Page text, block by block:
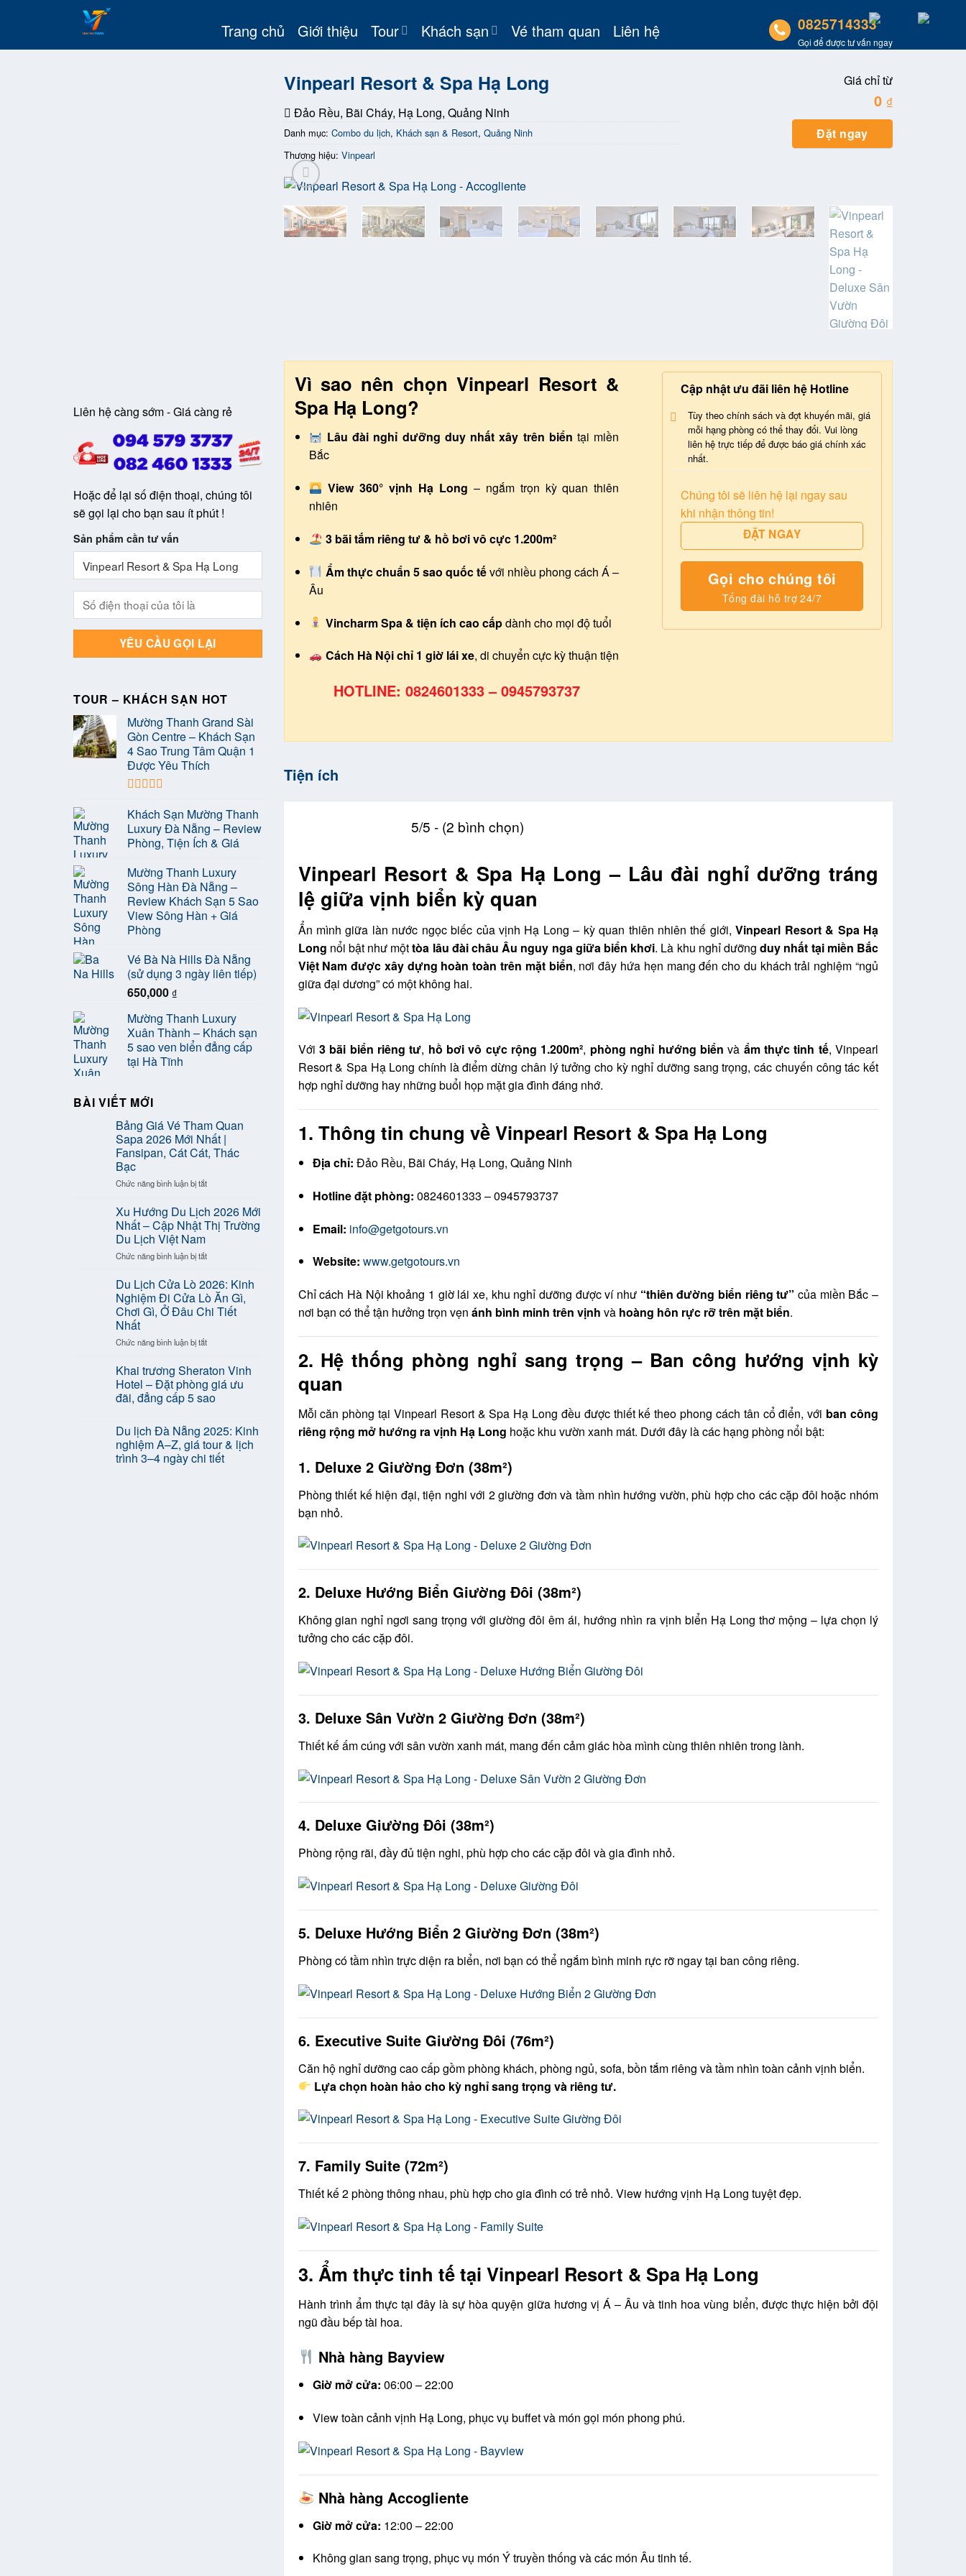
Trang chủ Giới thiệu Tour Khách sạn Vé tham quan Liên hệ 0825714333
Gọi để được tư vấn ngay
Liên hệ càng sớm - Giá càng rẻ
Hoặc để lại số điện thoại, chúng tôi
sẽ gọi lại cho bạn sau ít phút !
Sản phẩm cần tư vấn
TOUR – KHÁCH SẠN HOT
Mường Thanh Grand Sài
Gòn Centre – Khách Sạn
4 Sao Trung Tâm Quận 1
Được Yêu Thích
hạng5.005
sao
Khách Sạn Mường Thanh
Luxury Đà Nẵng – Review
Phòng, Tiện Ích & Giá
Mường Thanh Luxury
Sông Hàn Đà Nẵng –
Review Khách Sạn 5 Sao
View Sông Hàn + Giá
Phòng
Vé Bà Nà Hills Đà Nẵng
(sử dụng 3 ngày liên tiếp)
650,000 ₫
Mường Thanh Luxury
Xuân Thành – Khách sạn
5 sao ven biển đẳng cấp
tại Hà Tĩnh
BÀI VIẾT MỚI
Bảng Giá Vé Tham Quan
Sapa 2026 Mới Nhất |
Fansipan, Cát Cát, Thác
Bạc
Chức năng bình luận bị tắtở
Giá
Vé
Tham
Sapa
Mới
Nhất
|
Fansipan,
Cát,
Bạc
Xu Hướng Du Lịch 2026 Mới
Nhất – Cập Nhật Thị Trường
Du Lịch Việt Nam
Chức năng bình luận bị tắtở
Hướng
Du
Lịch
2026
Nhất
Cập
Nhật
Thị
Trường
Lịch
Việt
Nam
Du Lịch Cửa Lò 2026: Kinh
Nghiệm Đi Cửa Lò Ăn Gì,
Chơi Gì, Ở Đâu Chi Tiết
Nhất
Chức năng bình luận bị tắtở
Lịch
Cửa
Lò
2026:
Nghiệm
Đi
Cửa
Lò
Khai trương Sheraton Vinh
Hotel – Đặt phòng giá ưu
đãi, đẳng cấp 5 sao
Du lịch Đà Nẵng 2025: Kinh
nghiệm A–Z, giá tour & lịch
trình 3–4 ngày chi tiết
Vinpearl Resort & Spa Hạ Long
Đảo Rều, Bãi Cháy, Hạ Long, Quảng Ninh
Danh mục: Combo du lịch, Khách sạn & Resort, Quảng Ninh
Thương hiệu: Vinpearl
Giá chỉ từ
0 ₫
Đặt ngay
Vì sao nên chọn Vinpearl Resort &
Spa Hạ Long?
Lâu đài nghỉ dưỡng duy nhất xây trên biển tại miền
Bắc
View 360° vịnh Hạ Long – ngắm trọn kỳ quan thiên
nhiên
3 bãi tắm riêng tư & hồ bơi vô cực 1.200m²
Ẩm thực chuẩn 5 sao quốc tếvới nhiều phong cách Á –
Âu
Vincharm Spa & tiện ích cao cấpdành cho mọi độ tuổi
Cách Hà Nội chỉ 1 giờ lái xe, di chuyển cực kỳ thuận tiện
HOTLINE: 0824601333 – 0945793737
Cập nhật ưu đãi liên hệ Hotline
Tùy theo chính sách và đợt khuyến mãi, giá
mỗi hạng phòng có thể thay đổi. Vui lòng
liên hệ trực tiếp để được báo giá chính xác
nhất.
Chúng tôi sẽ liên hệ lại ngay sau
khi nhận thông tin!
ĐẶT NGAY
Gọi cho chúng tôi
Tổng đài hỗ trợ 24/7
Tiện ích
5/5 - (2 bình chọn)
Vinpearl Resort & Spa Hạ Long – Lâu đài nghỉ dưỡng tráng
lệ giữa vịnh biển kỳ quan
Ẩn mình giữa làn nước ngọc biếc của vịnh Hạ Long – kỳ quan thiên nhiên thế giới,Vinpearl Resort & Spa Hạ
Long nổi bật như mộttòa lâu đài châu Âu nguy nga giữa biển khơi. Là khu nghỉ dưỡngduy nhất tại miền Bắc
Việt Nam được xây dựng hoàn toàn trên mặt biển, nơi đây hứa hẹn mang đến cho du khách trải nghiệm “ngủ
giữa đại dương” có một không hai.
Với 3 bãi biển riêng tư, hồ bơi vô cực rộng 1.200m², phòng nghỉ hướng biển và ẩm thực tinh tế, Vinpearl
Resort & Spa Hạ Long chính là điểm dừng chân lý tưởng cho kỳ nghỉ dưỡng sang trọng, các chuyến công tác kết
hợp nghỉ dưỡng hay những buổi họp mặt gia đình đáng nhớ.
1. Thông tin chung về Vinpearl Resort & Spa Hạ Long
Địa chỉ: Đảo Rều, Bãi Cháy, Hạ Long, Quảng Ninh
Hotline đặt phòng: 0824601333 – 0945793737
Email: info@getgotours.vn
Website: www.getgotours.vn
Chỉ cách Hà Nội khoảng 1 giờ lái xe, khu nghỉ dưỡng được ví như “thiên đường biển riêng tư” của miền Bắc –
nơi bạn có thể tận hưởng trọn vẹn ánh bình minh trên vịnh và hoàng hôn rực rỡ trên mặt biển.
2. Hệ thống phòng nghỉ sang trọng – Ban công hướng vịnh kỳ
quan
Mỗi căn phòng tại Vinpearl Resort & Spa Hạ Long đều được thiết kế theo phong cách tân cổ điển, với ban công
riêng rộng mở hướng ra vịnh Hạ Long hoặc khu vườn xanh mát. Dưới đây là các hạng phòng nổi bật:
1. Deluxe 2 Giường Đơn (38m²)
Phòng thiết kế hiện đại, tiện nghi với 2 giường đơn và tầm nhìn hướng vườn, phù hợp cho các cặp đôi hoặc nhóm
bạn nhỏ.
2. Deluxe Hướng Biển Giường Đôi (38m²)
Không gian nghỉ ngơi sang trọng với giường đôi êm ái, hướng nhìn ra vịnh biển Hạ Long thơ mộng – lựa chọn lý
tưởng cho các cặp đôi.
3. Deluxe Sân Vườn 2 Giường Đơn (38m²)
Thiết kế ấm cúng với sân vườn xanh mát, mang đến cảm giác hòa mình cùng thiên nhiên trong lành.
4. Deluxe Giường Đôi (38m²)
Phòng rộng rãi, đầy đủ tiện nghi, phù hợp cho các cặp đôi và gia đình nhỏ.
5. Deluxe Hướng Biển 2 Giường Đơn (38m²)
Phòng có tầm nhìn trực diện ra biển, nơi bạn có thể ngắm bình minh rực rỡ ngay tại ban công riêng.
6. Executive Suite Giường Đôi (76m²)
Căn hộ nghỉ dưỡng cao cấp gồm phòng khách, phòng ngủ, sofa, bồn tắm riêng và tầm nhìn toàn cảnh vịnh biển.
Lựa chọn hoàn hảo cho kỳ nghỉ sang trọng và riêng tư.
7. Family Suite (72m²)
Thiết kế 2 phòng thông nhau, phù hợp cho gia đình có trẻ nhỏ. View hướng vịnh Hạ Long tuyệt đẹp.
3. Ẩm thực tinh tế tại Vinpearl Resort & Spa Hạ Long
Hành trình ẩm thực tại đây là sự hòa quyện giữa hương vị Á – Âu và tinh hoa vùng biển, được thực hiện bởi đội
ngũ đầu bếp tài hoa.
Nhà hàng Bayview
Giờ mở cửa: 06:00 – 22:00
View toàn cảnh vịnh Hạ Long, phục vụ buffet và món gọi món phong phú.
Nhà hàng Accogliente
Giờ mở cửa: 12:00 – 22:00
Không gian sang trọng, phục vụ món Ý truyền thống và các món Âu tinh tế.